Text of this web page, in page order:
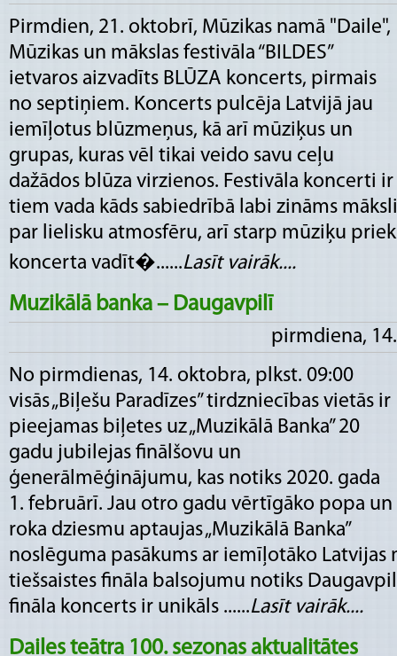
Pirmdien, 21. oktobrī, Mūzikas namā "Daile",
Mūzikas un mākslas festivāla “BILDES”
ietvaros aizvadīts BLŪZA koncerts, pirmais
no septiņiem. Koncerts pulcēja Latvijā jau
iemīļotus blūzmeņus, kā arī mūziķus un
grupas, kuras vēl tikai veido savu ceļu
dažādos blūza virzienos. Festivāla koncerti
tiem vada kāds sabiedrībā labi zināms
par lielisku atmosfēru, arī starp mūziķu
koncerta vadīt�......Lasīt vairāk....
Muzikālā banka – Daugavpilī
pirmdiena,
No pirmdienas, 14. oktobra, plkst. 09:00
visās „Biļešu Paradīzes” tirdzniecības vietās ir
pieejamas biļetes uz „Muzikālā Banka” 20
gadu jubilejas finālšovu un
ģenerālmēģinājumu, kas notiks 2020. gada
1. februārī. Jau otro gadu vērtīgāko popa un
roka dziesmu aptaujas „Muzikālā Banka”
noslēguma pasākums ar iemīļotāko
tiešsaistes fināla balsojumu notiks
fināla koncerts ir unikāls ......Lasīt vairāk....
Dailes teātra 100. sezonas aktualitātes